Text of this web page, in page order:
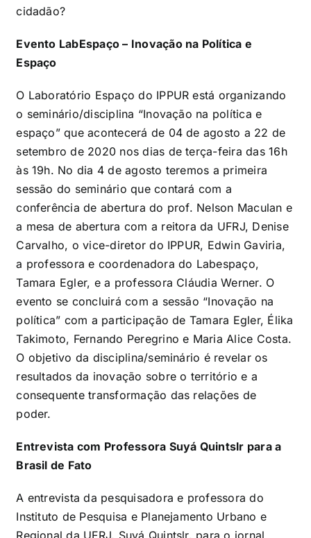
cidadão?
Evento LabEspaço – Inovação na Política e
Espaço
O Laboratório Espaço do IPPUR está organizando
o seminário/disciplina “Inovação na política e
espaço” que acontecerá de 04 de agosto a 22 de
setembro de 2020 nos dias de terça-feira das 16h
às 19h. No dia 4 de agosto teremos a primeira
sessão do seminário que contará com a
conferência de abertura do prof. Nelson Maculan e
a mesa de abertura com a reitora da UFRJ, Denise
Carvalho, o vice-diretor do IPPUR, Edwin Gaviria,
a professora e coordenadora do Labespaço,
Tamara Egler, e a professora Cláudia Werner. O
evento se concluirá com a sessão “Inovação na
política” com a participação de Tamara Egler, Élika
Takimoto, Fernando Peregrino e Maria Alice Costa.
O objetivo da disciplina/seminário é revelar os
resultados da inovação sobre o território e a
consequente transformação das relações de
poder.
Entrevista com Professora Suyá Quintslr para a
Brasil de Fato
A entrevista da pesquisadora e professora do
Instituto de Pesquisa e Planejamento Urbano e
Regional da UFRJ, Suyá Quintslr, para o jornal